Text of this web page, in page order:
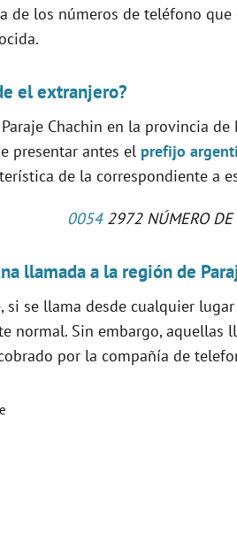
d
o
de los números de teléfono
el extranjero?
Chachin en la provincia
presentar antes el prefijo
de la correspondiente a
00542972 NÚMERO DE
llamada a la región de
si se llama desde cualquier
normal. Sin embargo, aquellas
por la compañía de